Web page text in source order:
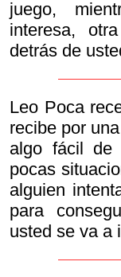
juego,
interesa,
detrás de
Leo Poca
recibe por
algo fácil de
pocas
alguien
para
usted se va a